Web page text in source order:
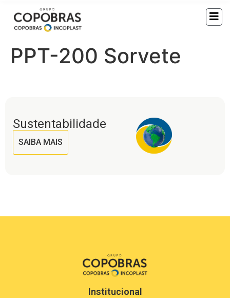
PPT-200 Sorvete
Sustentabilidade
SAIBA MAIS
Institucional